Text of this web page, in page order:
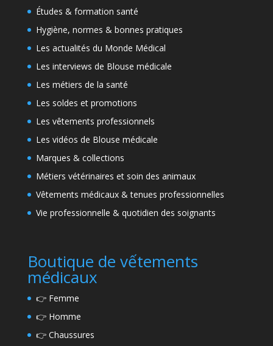
Études & formation santé
Hygiène, normes & bonnes pratiques
Les actualités du Monde Médical
Les interviews de Blouse médicale
Les métiers de la santé
Les soldes et promotions
Les vêtements professionnels
Les vidéos de Blouse médicale
Marques & collections
Métiers vétérinaires et soin des animaux
Vêtements médicaux & tenues professionnelles
Vie professionnelle & quotidien des soignants
Boutique de vếtements
médicaux
👉 Femme
👉 Homme
👉 Chaussures